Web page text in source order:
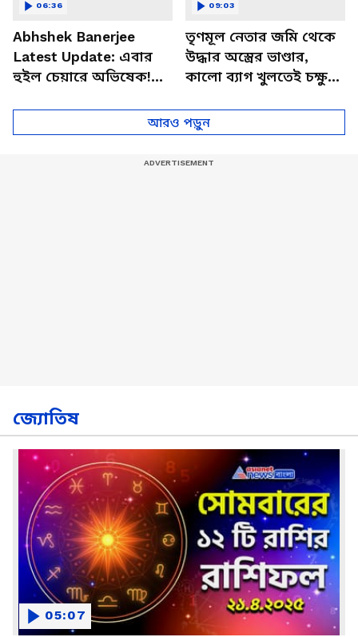
Abhshek Banerjee
Latest Update: এবার
হুইল চেয়ারে অভিষেক!
অভিষেককে নিয়ে কোথায়
গেলেন মমতা?
06:36
তৃণমূল নেতার জমি থেকে
উদ্ধার অস্ত্রের ভাণ্ডার,
কালো ব্যাগ খুলতেই চক্ষু
09:03
আরও পড়ুন
জ্যোতিষ
05:07